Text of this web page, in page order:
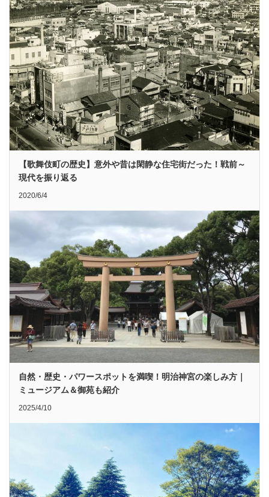
【歌舞伎町の歴史】意外や昔は閑静な住宅街だった！戦前～
現代を振り返る
2020/6/4
自然・歴史・パワースポットを満喫！明治神宮の楽しみ方｜
ミュージアム＆御苑も紹介
2025/4/10